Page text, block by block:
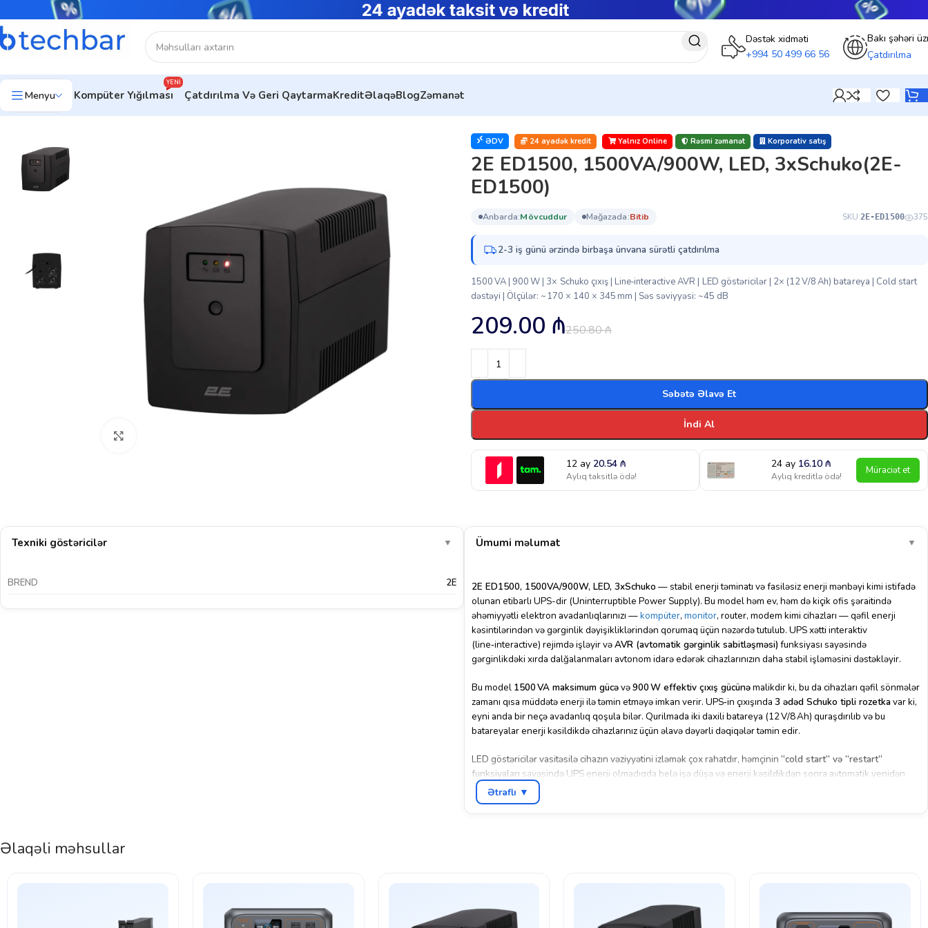
Dəstək xidməti
+994 50 499 66 56
Bakı şəhəri
Çatdırılma
Menyu Kompüter Yığılması
YENI
Çatdırılma Və Geri QaytarmaKreditƏlaqəBlogZəmanət
Ev Kompüter hissələri
ƏDV 24 ayadək kredit Yalnız Online Rəsmi zəmanət Korporativ satış
2E ED1500, 1500VA/900W, LED, 3xSchuko(2E-
ED1500)
anbarda: mövcuddur mağazada: bi̇ti̇b SKU:2E-ED1500 375
2-3 iş günü ərzində birbaşa ünvana sürətli çatdırılma
1500 VA | 900 W | 3× Schuko çıxış | Line‑interactive AVR | LED göstəricilər | 2× (12 V/8 Ah) batareya | Cold start
dəstəyi | Ölçülər: ~170 × 140 × 345 mm | Səs səviyyəsi: ~45 dB
250.80₼
209.00 ₼
Səbətə Əlavə Et
İndi Al
12 ay20.54₼
Aylıq taksitlə ödə!
24 ay 16.10₼
Aylıq kreditlə ödə! Müraciət et
Texniki göstəricilər ▼
BREND 2E
Ümumi məlumat ▼
2E ED1500, 1500VA/900W, LED, 3xSchuko — stabil enerji təminatı və fasiləsiz enerji mənbəyi kimi istifadə
olunan etibarlı UPS-dir (Uninterruptible Power Supply). Bu model həm ev, həm də kiçik ofis şəraitində
əhəmiyyətli elektron avadanlıqlarınızı —kompüter, monitor, router, modem kimi cihazları — qəfil enerji
kəsintilərindən və gərginlik dəyişikliklərindən qorumaq üçün nəzərdə tutulub. UPS xətti interaktiv
(line‑interactive) rejimdə işləyir vəAVR (avtomatik gərginlik sabitləşməsi) funksiyası sayəsində
gərginlikdəki xırda dalğalanmaları avtonom idarə edərək cihazlarınızın daha stabil işləməsini dəstəkləyir.
Bu model 1500 VA maksimum gücəvə900 W effektiv çıxış gücünəmalikdir ki, bu da cihazları qəfil sönmələr
zamanı qısa müddətə enerji ilə təmin etməyə imkan verir. UPS‑in çıxışında 3 ədəd Schuko tipli rozetkavar ki,
eyni anda bir neçə avadanlıq qoşula bilər. Qurilmada iki daxili batareya (12 V/8 Ah) quraşdırılıb və bu
batareyalar enerji kəsildikdə cihazlarınız üçün əlavə dəyərli dəqiqələr təmin edir.
LED göstəricilər vasitəsilə cihazın vəziyyətini izləmək çox rahatdır, həmçinin “cold start” və “restart”
funksiyaları sayəsində UPS enerji olmadıqda belə işə düşə və enerji kəsildikdən sonra avtomatik yenidən
qoşula bilər. Modelin səssiz işləməsi (~45 dB) və kompakt
tutmadan yerləşdirməyə imkan verir.
Ətraflı ▼
Əlaqəli məhsullar